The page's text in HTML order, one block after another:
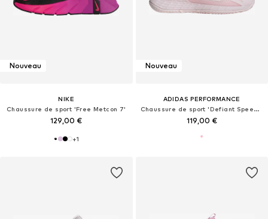
Nouveau
NIKE
Chaussure de sport 'Free Metcon 7'
129,00 €
+1
Nouveau
ADIDAS PERFORMANCE
Chaussure de sport 'Defiant Speed 2'
119,00 €